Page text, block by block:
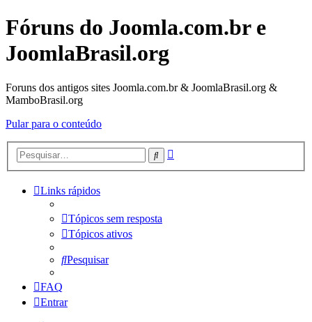
Fóruns do Joomla.com.br e
JoomlaBrasil.org
Foruns dos antigos sites Joomla.com.br & JoomlaBrasil.org &
MamboBrasil.org
Pular para o conteúdo
Pesquisar
Links rápidos
Tópicos sem resposta
Tópicos ativos
Pesquisar
FAQ
Entrar